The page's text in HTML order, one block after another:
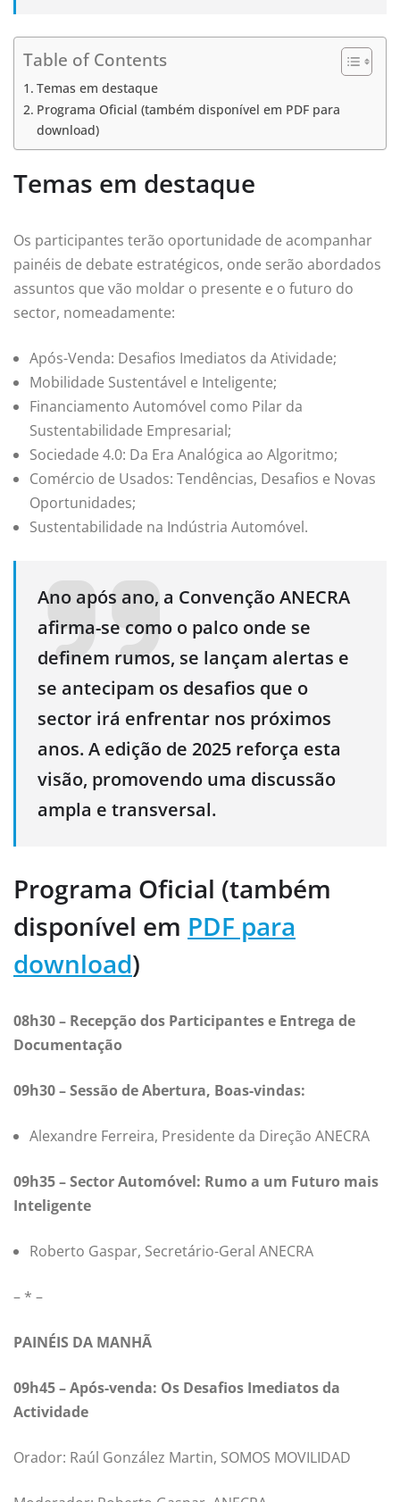
Table of Contents
Temas em destaque
Programa Oficial (também disponível em PDF para
download)
Temas em destaque
Os participantes terão oportunidade de acompanhar
painéis de debate estratégicos, onde serão abordados
assuntos que vão moldar o presente e o futuro do
sector, nomeadamente:
Após-Venda: Desafios Imediatos da Atividade;
Mobilidade Sustentável e Inteligente;
Financiamento Automóvel como Pilar da
Sustentabilidade Empresarial;
Sociedade 4.0: Da Era Analógica ao Algoritmo;
Comércio de Usados: Tendências, Desafios e Novas
Oportunidades;
Sustentabilidade na Indústria Automóvel.
Ano após ano, a Convenção ANECRA
afirma-se como o palco onde se
definem rumos, se lançam alertas e
se antecipam os desafios que o
sector irá enfrentar nos próximos
anos. A edição de 2025 reforça esta
visão, promovendo uma discussão
ampla e transversal.
Programa Oficial (também
disponível em PDF para
download)
08h30 – Recepção dos Participantes e Entrega de
Documentação
09h30 – Sessão de Abertura, Boas-vindas:
Alexandre Ferreira, Presidente da Direção ANECRA
09h35 – Sector Automóvel: Rumo a um Futuro mais
Inteligente
Roberto Gaspar, Secretário-Geral ANECRA
– * –
PAINÉIS DA MANHÃ
09h45 – Após-venda: Os Desafios Imediatos da
Actividade
Orador: Raúl González Martin, SOMOS MOVILIDAD